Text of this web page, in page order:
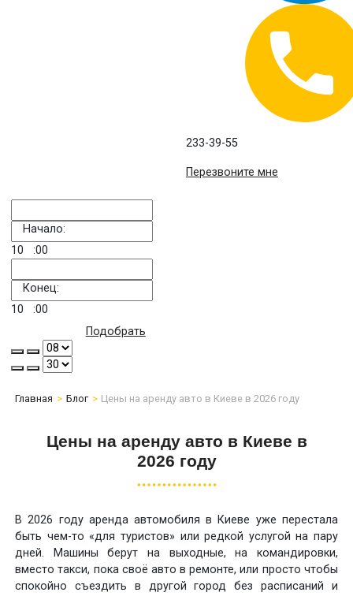
233-39-55
Перезвоните мне
Начало:
10
:00
Конец:
10
:00
Подобрать
Главная Блог Цены на аренду авто в Киеве в 2026 году
Цены на аренду авто в Киеве в
2026 году
В 2026 году аренда автомобиля в Киеве уже перестала
быть чем-то «для туристов» или редкой услугой на пару
дней. Машины берут на выходные, на командировки,
вместо такси, пока своё авто в ремонте, или просто чтобы
спокойно съездить в другой город без расписаний и